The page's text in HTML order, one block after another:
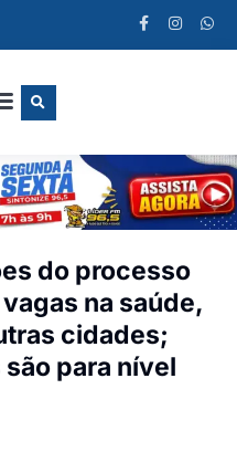
do processo
na saúde,
cidades;
para nível